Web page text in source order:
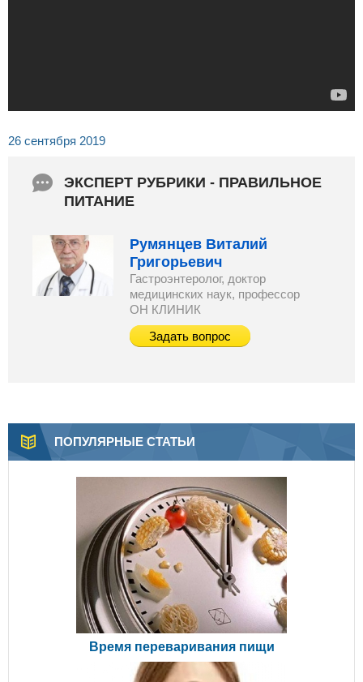
26 сентября 2019
ЭКСПЕРТ РУБРИКИ - ПРАВИЛЬНОЕ
ПИТАНИЕ
Румянцев Виталий
Григорьевич
Гастроэнтеролог, доктор
медицинских наук, профессор
ОН КЛИНИК
Задать вопрос
ПОПУЛЯРНЫЕ СТАТЬИ
Время переваривания пищи